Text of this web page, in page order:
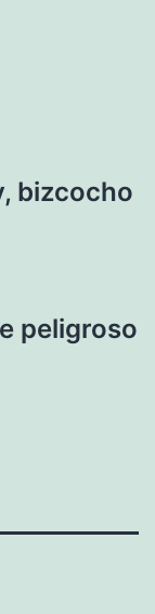
bizcocho
peligroso